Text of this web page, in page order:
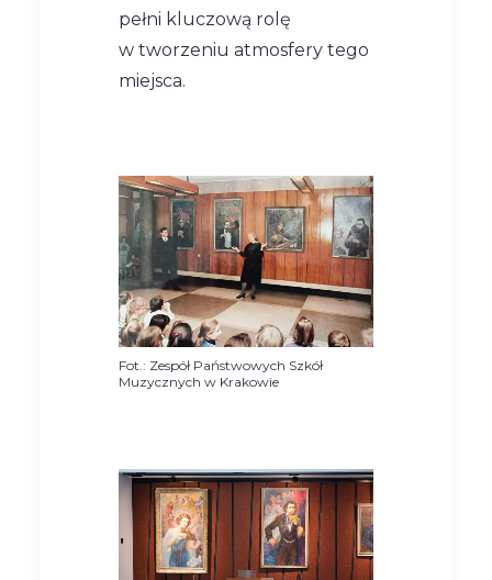
pełni kluczową rolę
w tworzeniu atmosfery tego
miejsca.
Fot.: Zespół Państwowych Szkół
Muzycznych w Krakowie